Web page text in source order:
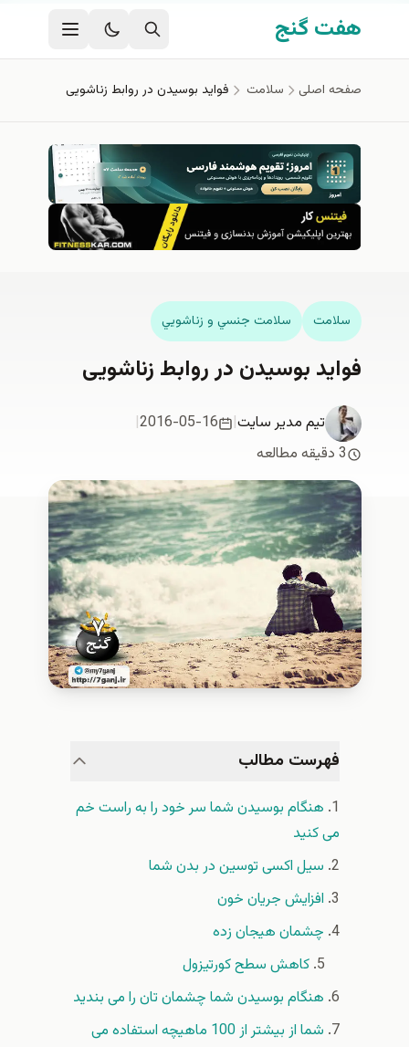
رفتن به محتوای اصلی
هفت گنج
صفحه اصلی سلامت فواید بوسیدن در روابط زناشویی
سلامت سلامت جنسي و زناشويي
فواید بوسیدن در روابط زناشویی
تیم مدیر سایت|
2016-05-16
|
3 دقیقه مطالعه
فهرست مطالب
هنگام بوسیدن شما سر خود را به راست خم
می کنید
سیل اکسی توسین در بدن شما
افزایش جریان خون
چشمان هیجان زده
کاهش سطح کورتیزول
هنگام بوسیدن شما چشمان تان را می بندید
شما از بیشتر از 100 ماهیچه استفاده می